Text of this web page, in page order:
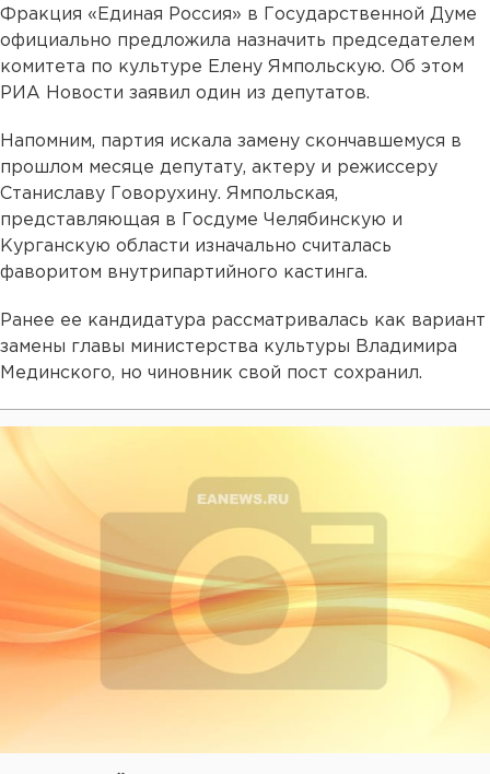
Фракция «Единая Россия» в Государственной Думе
официально предложила назначить председателем
комитета по культуре Елену Ямпольскую. Об этом
РИА Новости заявил один из депутатов.
Напомним, партия искала замену скончавшемуся в
прошлом месяце депутату, актеру и режиссеру
Станиславу Говорухину. Ямпольская,
представляющая в Госдуме Челябинскую и
Курганскую области изначально считалась
фаворитом внутрипартийного кастинга.
Ранее ее кандидатура рассматривалась как вариант
замены главы министерства культуры Владимира
Мединского, но чиновник свой пост сохранил.